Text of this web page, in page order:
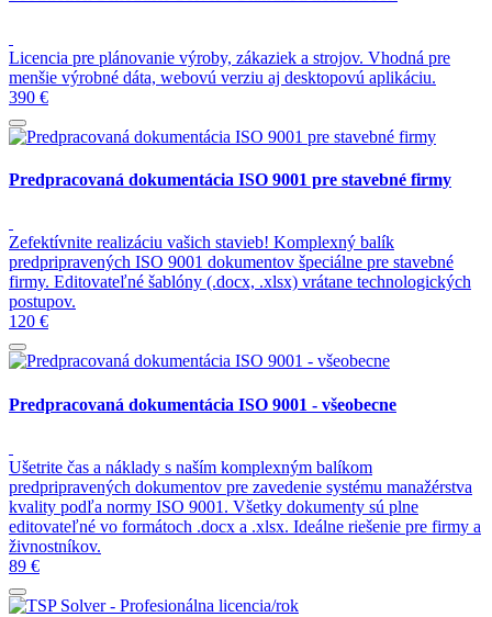
Licencia pre plánovanie výroby, zákaziek a strojov. Vhodná pre
menšie výrobné dáta, webovú verziu aj desktopovú aplikáciu.
390 €
Predpracovaná dokumentácia ISO 9001 pre stavebné firmy
Zefektívnite realizáciu vašich stavieb! Komplexný balík
predpripravených ISO 9001 dokumentov špeciálne pre stavebné
firmy. Editovateľné šablóny (.docx, .xlsx) vrátane technologických
postupov.
120 €
Predpracovaná dokumentácia ISO 9001 - všeobecne
Ušetrite čas a náklady s naším komplexným balíkom
predpripravených dokumentov pre zavedenie systému manažérstva
kvality podľa normy ISO 9001. Všetky dokumenty sú plne
editovateľné vo formátoch .docx a .xlsx. Ideálne riešenie pre firmy a
živnostníkov.
89 €